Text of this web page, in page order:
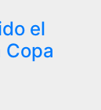
el
Copa